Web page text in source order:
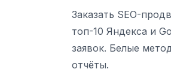
Заказать SEO-
топ-10 Яндекса и
заявок. Белые
отчёты.